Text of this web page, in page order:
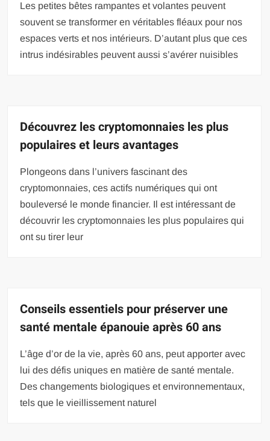
Les petites bêtes rampantes et volantes peuvent
souvent se transformer en véritables fléaux pour nos
espaces verts et nos intérieurs. D’autant plus que ces
intrus indésirables peuvent aussi s’avérer nuisibles
Découvrez les cryptomonnaies les plus
populaires et leurs avantages
Plongeons dans l’univers fascinant des
cryptomonnaies, ces actifs numériques qui ont
bouleversé le monde financier. Il est intéressant de
découvrir les cryptomonnaies les plus populaires qui
ont su tirer leur
Conseils essentiels pour préserver une
santé mentale épanouie après 60 ans
L’âge d’or de la vie, après 60 ans, peut apporter avec
lui des défis uniques en matière de santé mentale.
Des changements biologiques et environnementaux,
tels que le vieillissement naturel